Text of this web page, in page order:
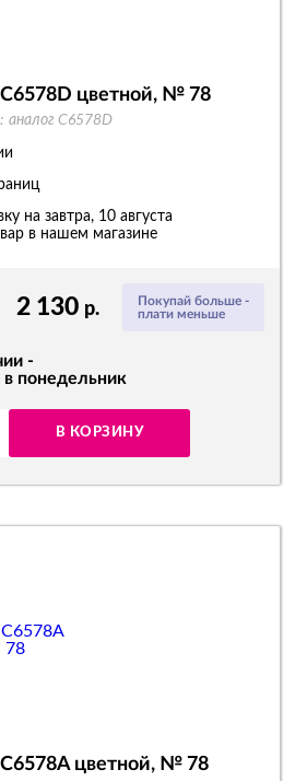
Покупай больше -
плати меньше
2 130 р.
-
в понедельник
В КОРЗИНУ
цветной, № 78
аналог C6578D
на завтра, 10 августа
в нашем магазине
цветной, № 78